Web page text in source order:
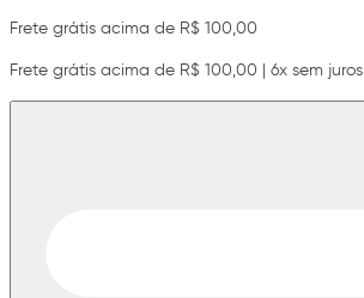
Frete grátis acima de R$ 100,00
Frete grátis acima de R$ 100,00 | 6x sem juros